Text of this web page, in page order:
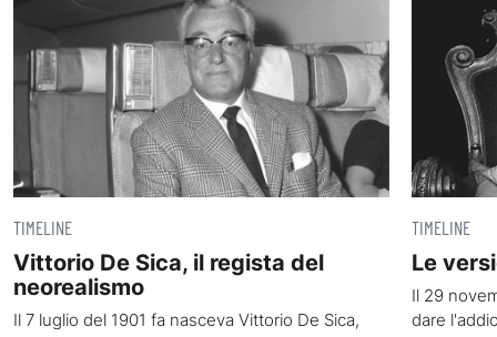
TIMELINE
Vittorio De Sica, il regista del
neorealismo
Il 7 luglio del 1901 fa nasceva Vittorio De Sica,
TIMELINE
Le
Il 29
dare